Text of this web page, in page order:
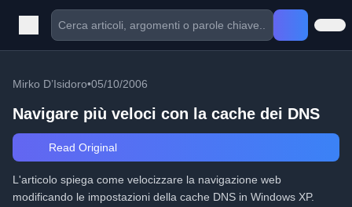
Mirko D’Isidoro•05/10/2006
Navigare più veloci con la cache dei DNS
Read Original
L'articolo spiega come velocizzare la navigazione web
modificando le impostazioni della cache DNS in Windows XP.